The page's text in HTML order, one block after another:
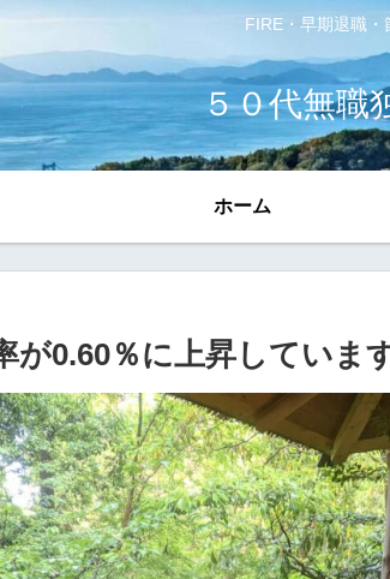
FIRE・早期退職
５０代無職
ホーム
が0.60％に上昇していま